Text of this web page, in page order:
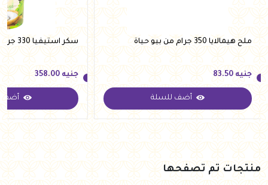
ملح هيمالايا 350 جرام من بيو حياة
جنيه
جنيه 83.50
أضف للسلة
سكر استيفيا 330 جرام من فيردي
جنيه
جنيه 358.00
أضف
منتجات تم تصفحها